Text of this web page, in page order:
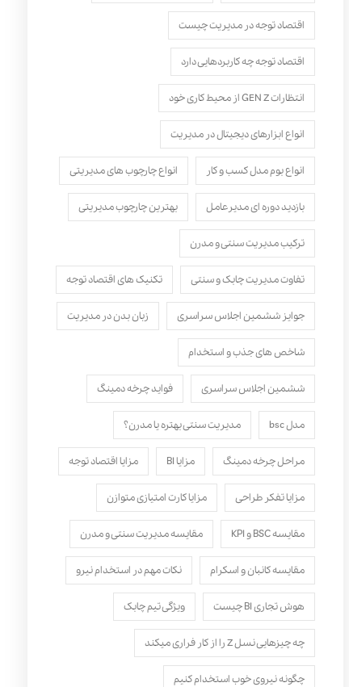
اقتصاد توجه در مدیریت چیست
اقتصاد توجه چه کاربردهایی دارد
انتظارات GEN Z از محیط کاری خود
انواع ابزارهای دیجیتال در مدیریت
انواع بوم مدل کسب‌ و کار انواع چارچوب های مدیریتی
بازدید دوره ای مدیرعامل بهترین چارچوب مدیریتی
ترکیب مدیریت سنتی و مدرن
تفاوت مدیریت چابک و سنتی تکنیک های اقتصاد توجه
جوایز ششمین اجلاس سراسری زبان بدن در مدیریت
شاخص های جذب و استخدام
ششمین اجلاس سراسری فواید چرخه دمینگ
مدل bsc مدیریت سنتی بهتره یا مدرن؟
مراحل چرخه دمینگ مزایا BI مزایا اقتصاد توجه
مزایا تفکر طراحی مزایا کارت امتیازی متوازن
مقایسه BSC و KPI مقایسه مدیریت سنتی و مدرن
مقایسه کانبان و اسکرام نکات مهم در استخدام نیرو
هوش تجاری BI چیست ویژگی تیم چابک
چه چیزهایی نسل Z را از کار فراری میکند
چگونه نیروی خوب استخدام کنیم